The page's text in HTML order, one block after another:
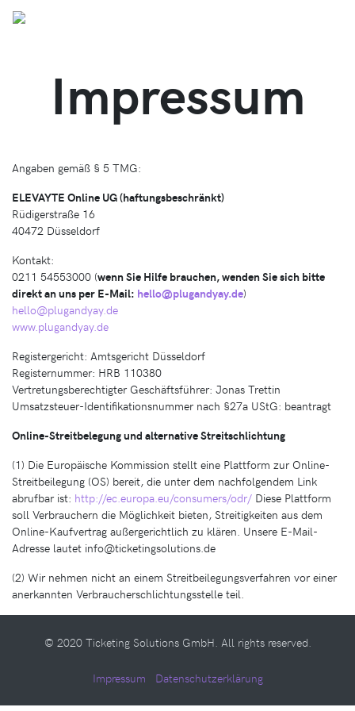
Impressum
Angaben gemäß § 5 TMG:
ELEVAYTE Online UG (haftungsbeschränkt)
Rüdigerstraße 16
40472 Düsseldorf
Kontakt:
0211 54553000 (wenn Sie Hilfe brauchen, wenden Sie sich bitte
direkt an uns per E-Mail: hello@plugandyay.de)
hello@plugandyay.de
www.plugandyay.de
Registergericht: Amtsgericht Düsseldorf
Registernummer: HRB 110380
Vertretungsberechtigter Geschäftsführer: Jonas Trettin
Umsatzsteuer-Identifikationsnummer nach §27a UStG: beantragt
Online-Streitbelegung und alternative Streitschlichtung
(1) Die Europäische Kommission stellt eine Plattform zur Online-
Streitbeilegung (OS) bereit, die unter dem nachfolgendem Link
abrufbar ist: http://ec.europa.eu/consumers/odr/ Diese Plattform
soll Verbrauchern die Möglichkeit bieten, Streitigkeiten aus dem
Online-Kaufvertrag außergerichtlich zu klären. Unsere E-Mail-
Adresse lautet info@ticketingsolutions.de
(2) Wir nehmen nicht an einem Streitbeilegungsverfahren vor einer
anerkannten Verbraucherschlichtungsstelle teil.
© 2020 Ticketing Solutions GmbH. All rights reserved.
Impressum Datenschutzerklärung